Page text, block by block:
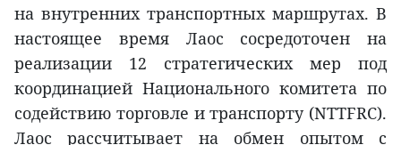
на внутренних транспортных маршрутах. В
настоящее время Лаос сосредоточен на
реализации 12 стратегических мер под
координацией Национального комитета по
содействию торговле и транспорту (NTTFRC).
Лаос рассчитывает на обмен опытом с